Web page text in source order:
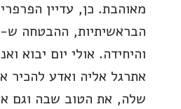
מאוהבת. כן, עדיין
הבראשיתיות, ההבטחה ש-
והיחידה. אולי יום יבוא
אתרגל אליה ואדע להכיר
שלה, את הטוב שבה וגם